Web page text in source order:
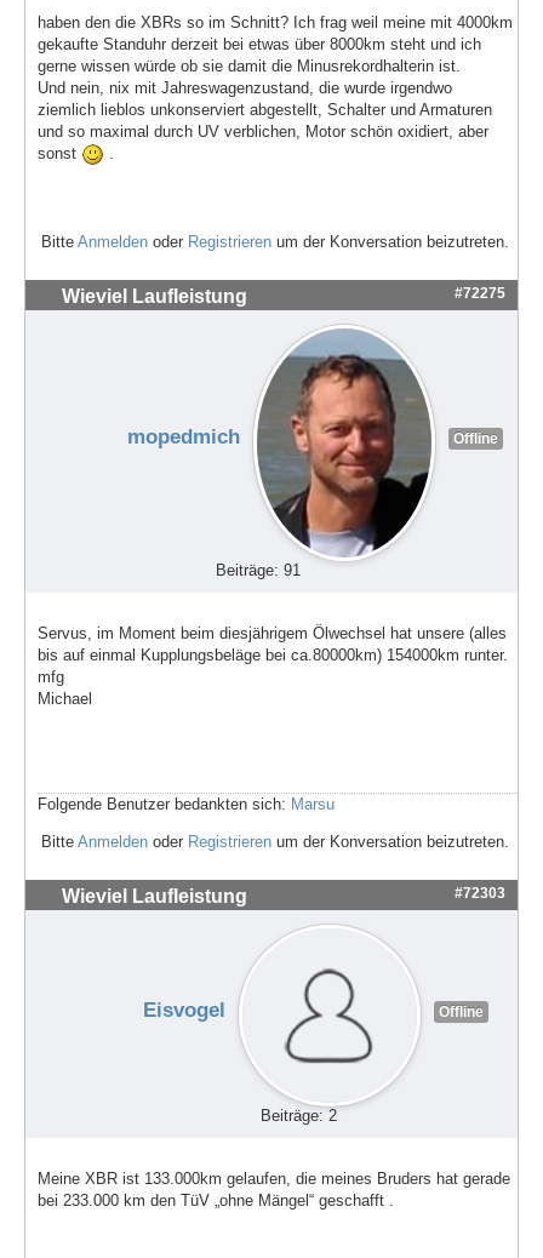
haben den die XBRs so im Schnitt? Ich frag weil meine mit 4000km
gekaufte Standuhr derzeit bei etwas über 8000km steht und ich
gerne wissen würde ob sie damit die Minusrekordhalterin ist.
Und nein, nix mit Jahreswagenzustand, die wurde irgendwo
ziemlich lieblos unkonserviert abgestellt, Schalter und Armaturen
und so maximal durch UV verblichen, Motor schön oxidiert, aber
sonst
.
Bitte Anmelden oder Registrieren um der Konversation beizutreten.
Wieviel Laufleistung #72275
mopedmich Offline
Beiträge: 91
Servus, im Moment beim diesjährigem Ölwechsel hat unsere (alles
bis auf einmal Kupplungsbeläge bei ca.80000km) 154000km runter.
mfg
Michael
Folgende Benutzer bedankten sich: Marsu
Bitte Anmelden oder Registrieren um der Konversation beizutreten.
Wieviel Laufleistung #72303
Eisvogel Offline
Beiträge: 2
Meine XBR ist 133.000km gelaufen, die meines Bruders hat gerade
bei 233.000 km den TüV „ohne Mängel“ geschafft .